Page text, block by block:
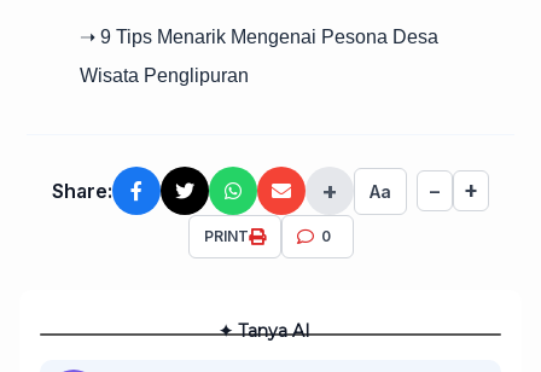
➝ 9 Tips Menarik Mengenai Pesona Desa
Wisata Penglipuran
Share: + Aa − +
PRINT 0
✦ Tanya AI